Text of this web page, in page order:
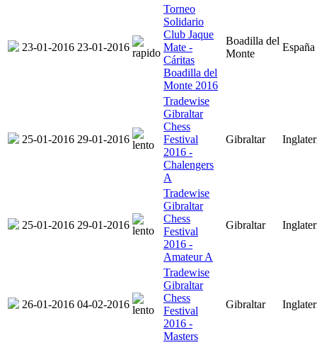
23-01-2016 23-01-2016
Torneo
Solidario
Club Jaque
Mate -
Cáritas
Boadilla del
Monte 2016
Boadilla del
Monte
España
25-01-2016 29-01-2016
Tradewise
Gibraltar
Chess
Festival
2016 -
Chalengers
A
Gibraltar
25-01-2016 29-01-2016
Tradewise
Gibraltar
Chess
Festival
2016 -
Amateur A
Gibraltar
26-01-2016 04-02-2016
Tradewise
Gibraltar
Chess
Festival
2016 -
Masters
Gibraltar